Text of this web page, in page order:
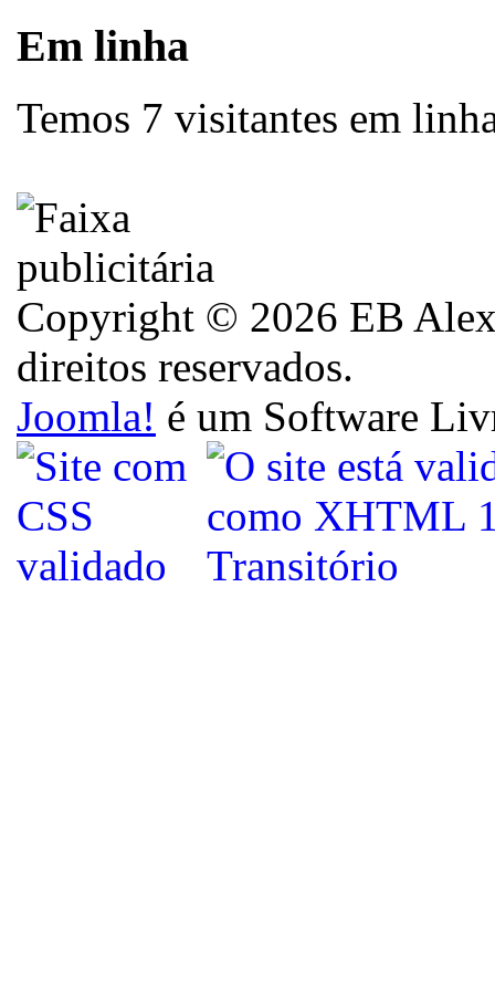
Em linha
Temos 7 visitantes em
Copyright © 2026 EB
direitos reservados.
Joomla! é um Software